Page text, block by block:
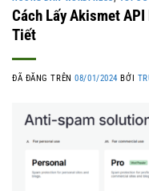
Cách Lấy Akismet
Tiết
ĐÃ ĐĂNG TRÊN08/01/2024 BỞI